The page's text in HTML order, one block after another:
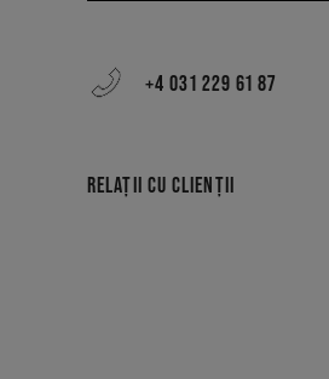
+4 031 229 61 87
RELAȚII CU CLIENȚII